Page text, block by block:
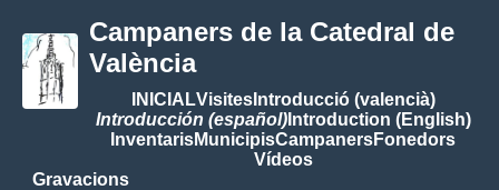
Campaners de la Catedral de
València
INICIALVisitesIntroducció (valencià)
Introducción (español)Introduction (English)
InventarisMunicipisCampanersFonedors
Vídeos
Gravacions